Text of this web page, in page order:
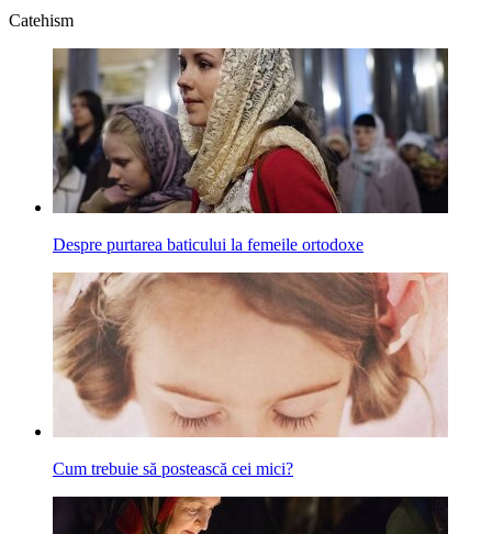
Catehism
Despre purtarea baticului la femeile ortodoxe
Cum trebuie să postească cei mici?